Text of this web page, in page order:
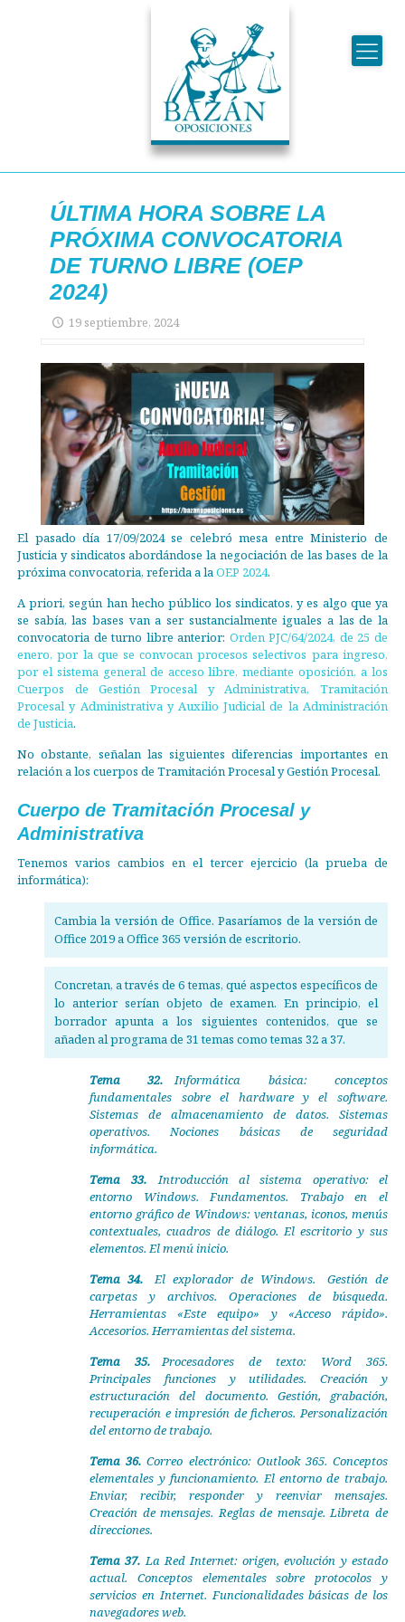
ÚLTIMA HORA SOBRE LA
PRÓXIMA CONVOCATORIA
DE TURNO LIBRE (OEP
2024)
19 septiembre, 2024
El pasado día 17/09/2024 se celebró mesa entre Ministerio de
Justicia y sindicatos abordándose la negociación de las bases de la
próxima convocatoria, referida a laOEP 2024.
A priori, según han hecho público los sindicatos, y es algo que ya
se sabía, las bases van a ser sustancialmente iguales a las de la
convocatoria de turno libre anterior: Orden PJC/64/2024, de 25 de
enero, por la que se convocan procesos selectivos para ingreso,
por el sistema general de acceso libre, mediante oposición, a los
Cuerpos de Gestión Procesal y Administrativa, Tramitación
Procesal y Administrativa y Auxilio Judicial de la Administración
de Justicia.
No obstante, señalan las siguientes diferencias importantes en
relación a los cuerpos de Tramitación Procesal y Gestión Procesal.
Cuerpo de Tramitación Procesal y
Administrativa
Tenemos varios cambios en el tercer ejercicio (la prueba de
informática):
Cambia la versión de Office. Pasaríamos de la versión de
Office 2019 a Office 365 versión de escritorio.
Concretan, a través de 6 temas, qué aspectos específicos de
lo anterior serían objeto de examen. En principio, el
borrador apunta a los siguientes contenidos, que se
añaden al programa de 31 temas como temas 32 a 37.
Tema 32. Informática básica: conceptos
fundamentales sobre el hardware y el software.
Sistemas de almacenamiento de datos. Sistemas
operativos. Nociones básicas de seguridad
informática.
Tema 33.Introducción al sistema operativo: el
entorno Windows. Fundamentos. Trabajo en el
entorno gráfico de Windows: ventanas, iconos, menús
contextuales, cuadros de diálogo. El escritorio y sus
elementos. El menú inicio.
Tema 34. El explorador de Windows. Gestión de
carpetas y archivos. Operaciones de búsqueda.
Herramientas «Este equipo» y «Acceso rápido».
Accesorios. Herramientas del sistema.
Tema 35. Procesadores de texto: Word 365.
Principales funciones y utilidades. Creación y
estructuración del documento. Gestión, grabación,
recuperación e impresión de ficheros. Personalización
del entorno de trabajo.
Tema 36. Correo electrónico: Outlook 365. Conceptos
elementales y funcionamiento. El entorno de trabajo.
Enviar, recibir, responder y reenviar mensajes.
Creación de mensajes. Reglas de mensaje. Libreta de
direcciones.
Tema 37. La Red Internet: origen, evolución y estado
actual. Conceptos elementales sobre protocolos y
servicios en Internet. Funcionalidades básicas de los
navegadores web.